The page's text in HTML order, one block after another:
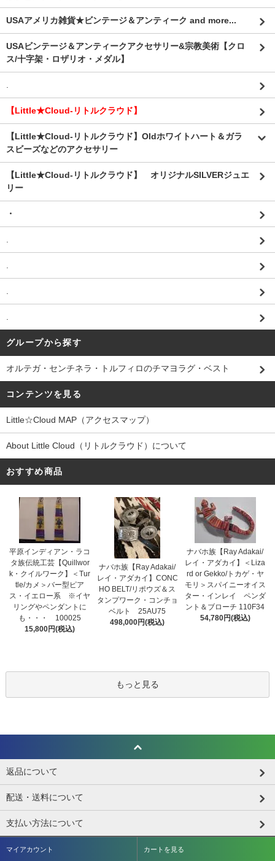
USAアメリカ雑貨★ビンテージ＆アンティーク and more...
USAビンテージ＆アンティークアクセサリー&宗教美術【クロ
ス/十字架・ロザリオ・メダル】
.
【Little★Cloud-リトルクラウド】
【Little★Cloud-リトルクラウド】Oldホワイトハート＆ガラ
スビーズなどのアクセサリー
【Little★Cloud-リトルクラウド】 オリジナルSILVERジュエ
リー
・
.
.
.
.
グループから探す
オルテガ・センチネラ・トルフィロのチマヨラグ・ベスト
コンテンツを見る
Little☆Cloud MAP（アクセスマップ）
About Little Cloud（リトルクラウド）について
おすすめ商品
平原インディアン・ラコ
タ族伝統工芸【Quillwor
k・クイルワーク】＜Tur
tle/カメ＞バー型ピア
ス・イエロー系 ※イヤ
リングやペンダントに
も・・・ 100025
15,800円(税込)
ナバホ族【Ray Adakai/
レイ・アダカイ】CONC
HO BELT/リポウズ＆ス
タンプワーク・コンチョ
ベルト 25AU75
498,000円(税込)
ナバホ族【Ray Adakai/
レイ・アダカイ】＜Liza
rd or Gekko/トカゲ・ヤ
モリ＞スパイニーオイス
ター・インレイ ペンダ
ント＆ブローチ 110F34
54,780円(税込)
もっと見る
返品について
配送・送料について
支払い方法について
マイアカウント カートを見る